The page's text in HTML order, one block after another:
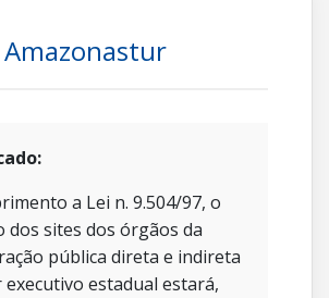
Amazonastur
a Lei n. 9.504/97, o
dos sites dos órgãos da
pública direta e indireta
estadual estará,